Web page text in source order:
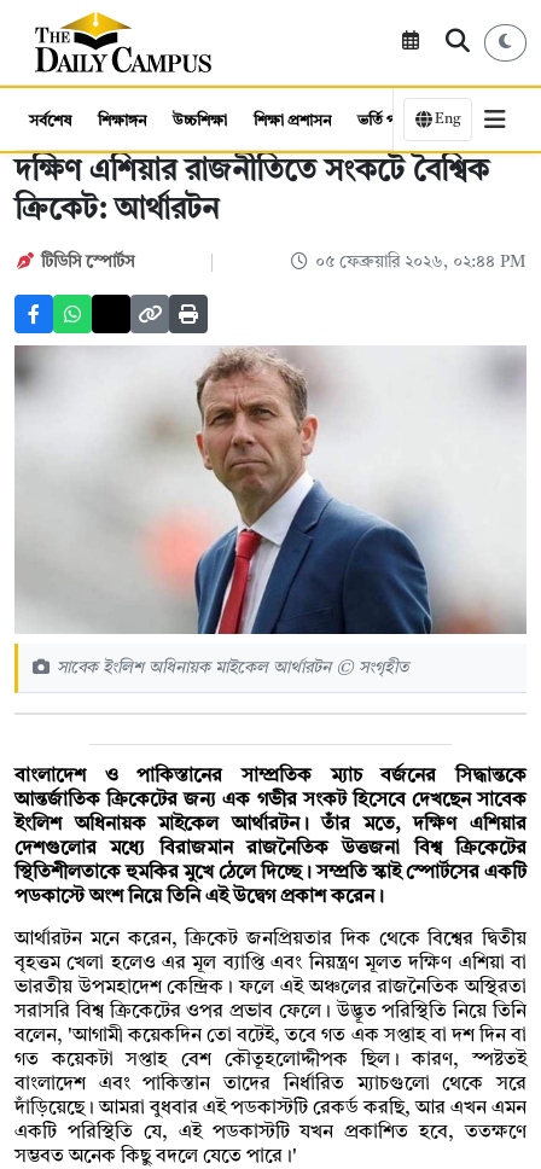
সর্বশেষ শিক্ষাঙ্গন উচ্চশিক্ষা শিক্ষা প্রশাসন ভর্তি পরীক্ষা কর্মসংস্থান
Eng
দক্ষিণ এশিয়ার রাজনীতিতে সংকটে বৈশ্বিক
ক্রিকেট: আর্থারটন
টিডিসি ‍স্পোর্টস ০৫ ফেব্রুয়ারি ২০২৬, ০২:৪৪ PM
সাবেক ইংলিশ অধিনায়ক মাইকেল আর্থারটন © সংগৃহীত
বাংলাদেশ ও পাকিস্তানের সাম্প্রতিক ম্যাচ বর্জনের সিদ্ধান্তকে
আন্তর্জাতিক ক্রিকেটের জন্য এক গভীর সংকট হিসেবে দেখছেন সাবেক
ইংলিশ অধিনায়ক মাইকেল আর্থারটন। তাঁর মতে, দক্ষিণ এশিয়ার
দেশগুলোর মধ্যে বিরাজমান রাজনৈতিক উত্তজনা বিশ্ব ক্রিকেটের
স্থিতিশীলতাকে হুমকির মুখে ঠেলে দিচ্ছে। সম্প্রতি স্কাই স্পোর্টসের একটি
পডকাস্টে অংশ নিয়ে তিনি এই উদ্বেগ প্রকাশ করেন।
আর্থারটন মনে করেন, ক্রিকেট জনপ্রিয়তার দিক থেকে বিশ্বের দ্বিতীয়
বৃহত্তম খেলা হলেও এর মূল ব্যাপ্তি এবং নিয়ন্ত্রণ মূলত দক্ষিণ এশিয়া বা
ভারতীয় উপমহাদেশ কেন্দ্রিক। ফলে এই অঞ্চলের রাজনৈতিক অস্থিরতা
সরাসরি বিশ্ব ক্রিকেটের ওপর প্রভাব ফেলে। উদ্ভূত পরিস্থিতি নিয়ে তিনি
বলেন, 'আগামী কয়েকদিন তো বটেই, তবে গত এক সপ্তাহ বা দশ দিন বা
গত কয়েকটা সপ্তাহ বেশ কৌতূহলোদ্দীপক ছিল। কারণ, স্পষ্টতই
বাংলাদেশ এবং পাকিস্তান তাদের নির্ধারিত ম্যাচগুলো থেকে সরে
দাঁড়িয়েছে। আমরা বুধবার এই পডকাস্টটি রেকর্ড করছি, আর এখন এমন
একটি পরিস্থিতি যে, এই পডকাস্টটি যখন প্রকাশিত হবে, ততক্ষণে
সম্ভবত অনেক কিছু বদলে যেতে পারে।'